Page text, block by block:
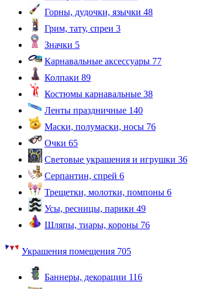
Горны, дудочки, язычки 48
Грим, тату, спреи 3
Значки 5
Карнавальные аксессуары 77
Колпаки 89
Костюмы карнавальные 38
Ленты праздничные 140
Маски, полумаски, носы 76
Очки 65
Световые украшения и игрушки 36
Серпантин, спрей 6
Трещетки, молотки, помпоны 6
Усы, ресницы, парики 49
Шляпы, тиары, короны 76
Украшения помещения 705
Баннеры, декорации 116